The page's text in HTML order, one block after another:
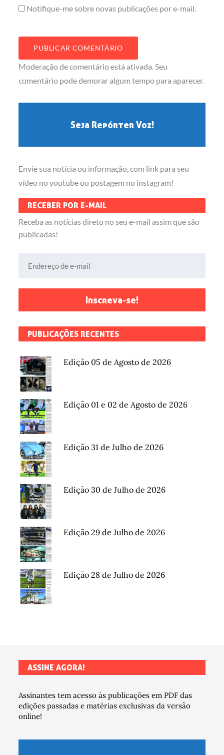
Notifique-me sobre novas publicações por e-mail.
Moderação de comentário está ativada. Seu
comentário pode demorar algum tempo para aparecer.
Seja Repórter Voz!
Envie sua notícia ou informação, com link para seu
vídeo no youtube ou postagem no instagram!
RECEBER POR E-MAIL
Receba as notícias direto no seu e-mail assim que são
publicadas!
Inscreva-se!
PUBLICAÇÕES RECENTES
Edição 05 de Agosto de 2026
Edição 01 e 02 de Agosto de 2026
Edição 31 de Julho de 2026
Edição 30 de Julho de 2026
Edição 29 de Julho de 2026
Edição 28 de Julho de 2026
ASSINE AGORA!
Assinantes tem acesso às publicações em PDF das
edições passadas e matérias exclusivas da versão
online!